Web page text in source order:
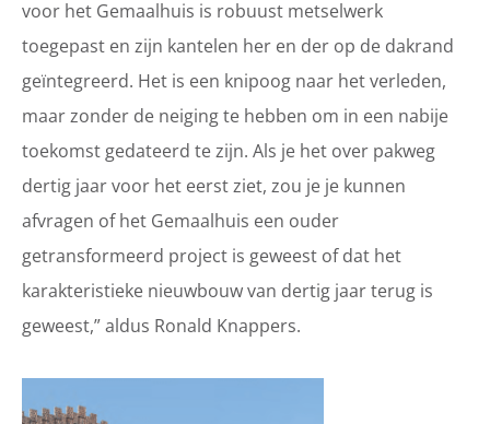
voor het Gemaalhuis is robuust metselwerk
toegepast en zijn kantelen her en der op de dakrand
geïntegreerd. Het is een knipoog naar het verleden,
maar zonder de neiging te hebben om in een nabije
toekomst gedateerd te zijn. Als je het over pakweg
dertig jaar voor het eerst ziet, zou je je kunnen
afvragen of het Gemaalhuis een ouder
getransformeerd project is geweest of dat het
karakteristieke nieuwbouw van dertig jaar terug is
geweest,” aldus Ronald Knappers.